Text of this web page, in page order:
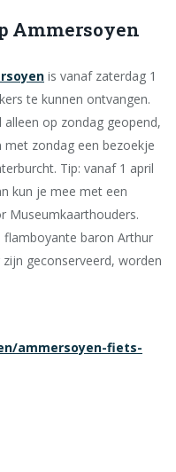
Ammersoyen
is vanaf zaterdag 1
te kunnen ontvangen.
op zondag geopend,
zondag een bezoekje
Tip: vanaf 1 april
kun je mee met een
Museumkaarthouders.
baron Arthur
geconserveerd, worden
ammersoyen-fiets-